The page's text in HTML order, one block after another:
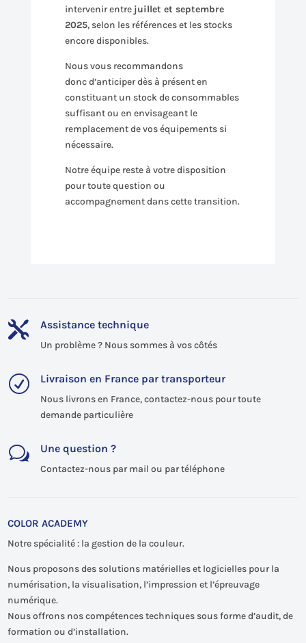
intervenir entre juillet et septembre
2025, selon les références et les stocks
encore disponibles.
Nous vous recommandons
donc d’anticiper dès à présent en
constituant un stock de consommables
suffisant ou en envisageant le
remplacement de vos équipements si
nécessaire.
Notre équipe reste à votre disposition
pour toute question ou
accompagnement dans cette transition.
 Assistance technique
Un problème ? Nous sommes à vos côtés
R Livraison en France par transporteur
Nous livrons en France, contactez-nous pour toute
demande particulière
w Une question ?
Contactez-nous par mail ou par téléphone
COLOR ACADEMY
Notre spécialité : la gestion de la couleur.
Nous proposons des solutions matérielles et logicielles pour la
numérisation, la visualisation, l’impression et l’épreuvage
numérique.
Nous offrons nos compétences techniques sous forme d’audit, de
formation ou d’installation.